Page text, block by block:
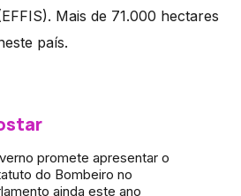
Mais de 71.000 hectares
país.
promete apresentar o
do Bombeiro no
ainda este ano